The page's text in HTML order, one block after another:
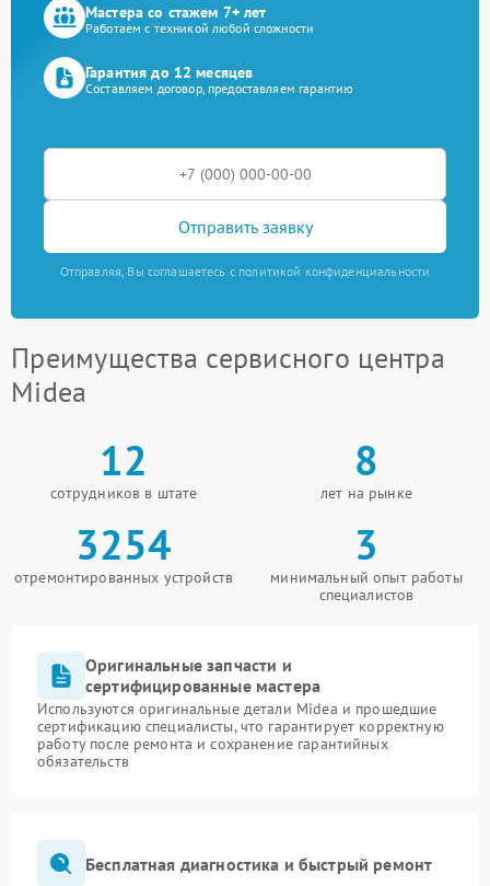
Мастера со стажем 7+ лет
Работаем с техникой любой сложности
Гарантия до 12 месяцев
Составляем договор, предоставляем гарантию
Отправить заявку
Отправляя, Вы соглашаетесь с политикой конфиденциальности
Преимущества сервисного центра
Midea
12
сотрудников в штате
8
лет на рынке
3254
отремонтированных устройств
3
минимальный опыт работы
специалистов
Оригинальные запчасти и
сертифицированные мастера
Используются оригинальные детали Midea и прошедшие
сертификацию специалисты, что гарантирует корректную
работу после ремонта и сохранение гарантийных
обязательств
Бесплатная диагностика и быстрый ремонт